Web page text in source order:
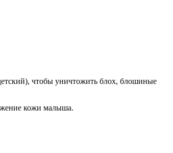
чтобы уничтожить блох, блошиные
кожи малыша.